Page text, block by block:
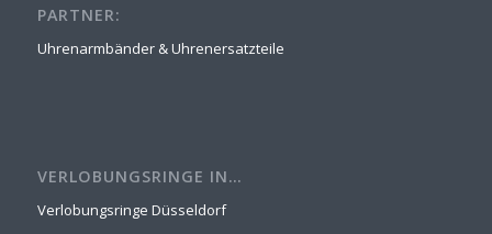
PARTNER:
Uhrenarmbänder & Uhrenersatzteile
VERLOBUNGSRINGE IN…
Verlobungsringe Düsseldorf